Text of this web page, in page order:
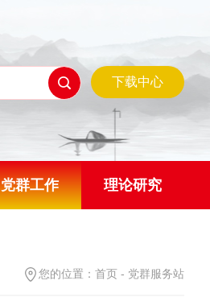
下载中心
党群工作 理论研究
您的位置： 首页 - 党群服务站